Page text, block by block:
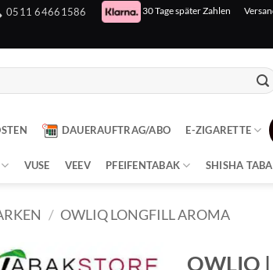
0511 64661586 30 Tage später Zahlen
DAUERAUFTRAG/ABO E-ZIGARETTE
VUSE VEEV PFEIFENTABAK SHISHA
/ OWLIQ LONGFILL AROMA
OWLIQ